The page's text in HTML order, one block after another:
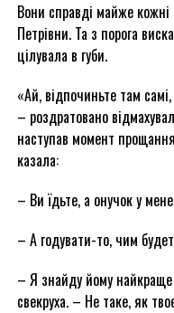
Вони справді майже кожні
Петрівни. Та з порога
цілувала в губи.
«Ай, відпочиньте там
– роздратовано
наступав момент
казала:
– Ви їдьте, а онучок у
– А годувати-то, чим
– Я знайду йому
свекруха. – Не таке, як